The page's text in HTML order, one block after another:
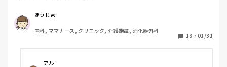
てないですし、病棟での臨床経験を積んで学んでいきたいと
気持ちがあります。
・転職する
ほうじ茶
内科, ママナース, クリニック, 介護施設, 消化器外科
18 ・ 01/31
アル